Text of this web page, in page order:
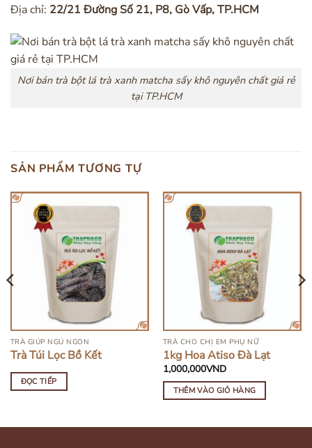
Địa chỉ: 22/21 Đường Số 21, P8, Gò Vấp, TP.HCM
Nơi bán trà bột lá trà xanh matcha sấy khô nguyên chất giá rẻ
tại TP.HCM
SẢN PHẨM TƯƠNG TỰ
HẾT HÀNG
TRÀ GIÚP NGỦ NGON
Trà Túi Lọc Bồ Kết
ĐỌC TIẾP
TRÀ CHO CHỊ EM PHỤ NỮ
1kg Hoa Atiso Đà Lạt
1,000,000VND
THÊM VÀO GIỎ HÀNG